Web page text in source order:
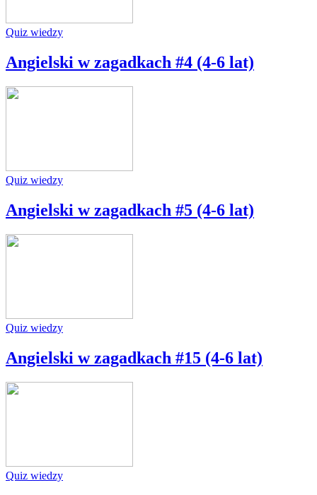
Quiz wiedzy
Angielski w zagadkach #4 (4-6 lat)
Quiz wiedzy
Angielski w zagadkach #5 (4-6 lat)
Quiz wiedzy
Angielski w zagadkach #15 (4-6 lat)
Quiz wiedzy